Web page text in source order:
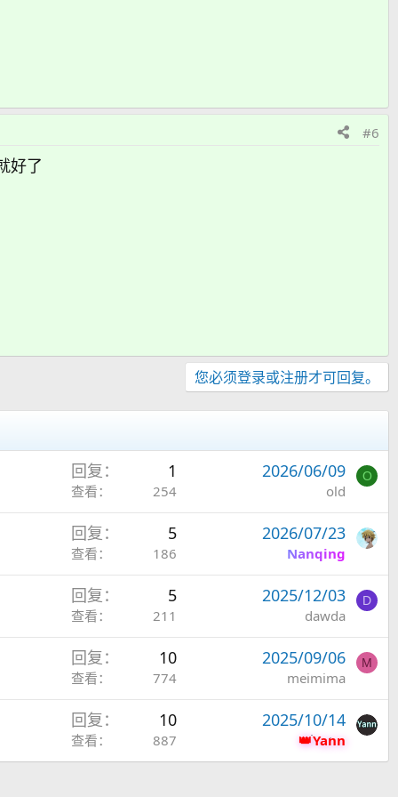
#6
好了
您必须登录或注册才可回复。
回复 1
查看 254
2026/06/09
old
O
回复 5
查看 186
2026/07/23
Nanqing
回复 5
查看 211
2025/12/03
dawda
D
回复 10
查看 774
2025/09/06
meimima
M
回复 10
查看 887
2025/10/14
Yann